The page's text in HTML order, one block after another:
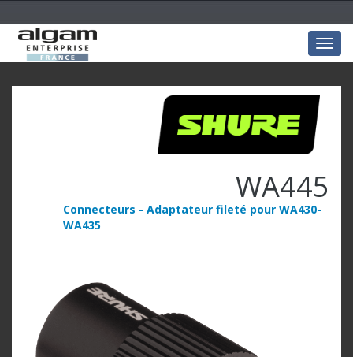
WA445
Connecteurs - Adaptateur fileté pour WA430-
WA435